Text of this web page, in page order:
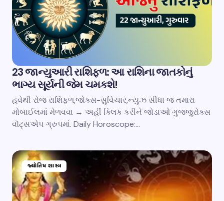
23 જાન્યુઆરી રાશિફળ: આ રાશિના જાતકોનું
ભાગ્ય સૂર્યની જેમ ચમકશે!
હવેથી રોજ રાશિફળ,જોક્સ-સુવિચાર,ન્યુઝ સીધા જ તમારા
મોબાઈલમાં મેળવવા → અહીં ક્લિક કરીને જોડાઓ ગુજ્જુરોક્સ
વૉટ્સએપ ગ્રુપમાં. Daily Horoscope:…
જ્યોતિષ શાસ્ત્ર